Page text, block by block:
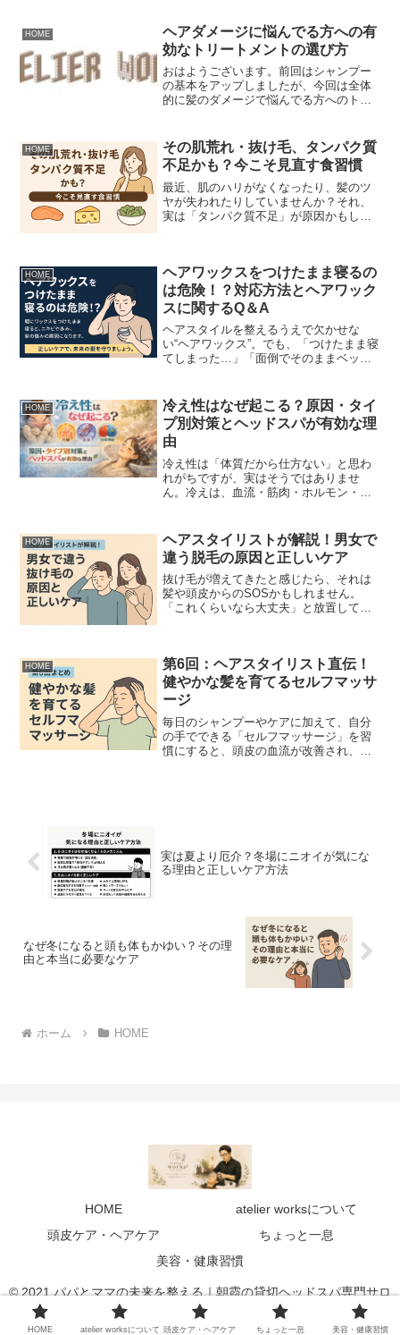
HOME
ヘアダメージに悩んでる方への有
効なトリートメントの選び方
おはようございます。前回はシャンプー
の基本をアップしましたが、今回は全体
的に髪のダメージで悩んでる方へのトリ
なんでしょうか？なんとなくシャンプー
後に使わないといけないも...
HOME
その肌荒れ・抜け毛、タンパク質
不足かも？今こそ見直す食習慣
最近、肌のハリがなくなったり、髪のツ
ヤが失われたりしていませんか？それ、
実は「タンパク質不足」が原因かもしれ
やかにするケラチンも、すべ...
HOME
ヘアワックスをつけたまま寝るの
は危険！？対応方法とヘアワック
スに関するQ＆A
ヘアスタイルを整えるうえで欠かせな
い“ヘアワックス”。でも、「つけたまま寝
てしまった…」「面倒でそのままベッド
習慣”、頭皮トラブル・髪のダメージ・枕
の雑菌増加につなが...
HOME
冷え性はなぜ起こる？原因・タイ
プ別対策とヘッドスパが有効な理
由
冷え性は「体質だから仕方ない」と思わ
れがちですが、実はそうではありませ
ん。冷えは、血流・筋肉・ホルモン・自
緊張し続ける生活を送っており、そこが
冷えの“起点”になっている...
HOME
ヘアスタイリストが解説！男女で
違う脱毛の原因と正しいケア
抜け毛が増えてきたと感じたら、それは
髪や頭皮からのSOSかもしれません。
「これくらいなら大丈夫」と放置してし
女で異なる髪や頭皮の悩...
HOME
第6回：ヘアスタイリスト直伝！
健やかな髪を育てるセルフマッサ
ージ
毎日のシャンプーやケアに加えて、自分
の手でできる「セルフマッサージ」を習
慣にすると、頭皮の血流が改善され、毛
実は夏より厄介？冬場にニオイが気にな
る理由と正しいケア方法
なぜ冬になると頭も体もかゆい？その理
由と本当に必要なケア
ホーム HOME
HOME
atelier worksについて
頭皮ケア・ヘアケア
ちょっと一息
美容・健康習慣
© 2021 パパとママの未来を整える｜朝霞の貸切ヘッドスパ専門サロ
ン atelier works.
HOME atelier worksについて 頭皮ケア・ヘアケア ちょっと一息 美容・健康習慣